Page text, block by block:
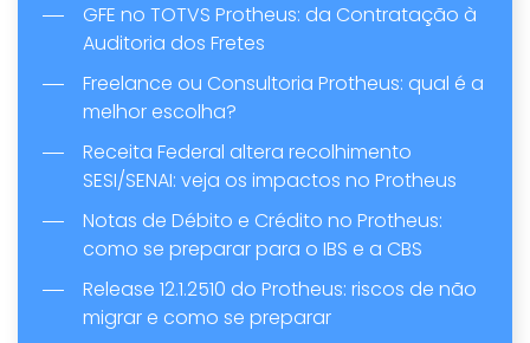
GFE no TOTVS Protheus: da Contratação à
Auditoria dos Fretes
Freelance ou Consultoria Protheus: qual é a
melhor escolha?
Receita Federal altera recolhimento
SESI/SENAI: veja os impactos no Protheus
Notas de Débito e Crédito no Protheus:
como se preparar para o IBS e a CBS
Release 12.1.2510 do Protheus: riscos de não
migrar e como se preparar